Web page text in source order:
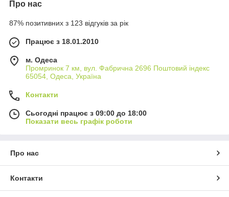
Про нас
87% позитивних з 123 відгуків за рік
Працює з 18.01.2010
м. Одеса
Промринок 7 км, вул. Фабрична 2696 Поштовий індекс
65054, Одеса, Україна
Контакти
Сьогодні працює з 09:00 до 18:00
Показати весь графік роботи
Про нас
Контакти